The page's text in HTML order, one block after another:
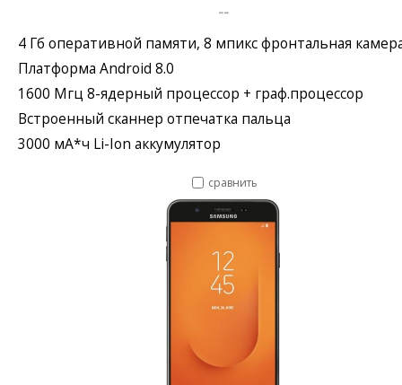
--
4 Гб оперативной памяти, 8 мпикс фронтальная
Платформа Android 8.0
1600 Мгц 8-ядерный процессор + граф.процессор
Встроенный сканнер отпечатка пальца
3000 мА*ч Li-Ion аккумулятор
сравнить